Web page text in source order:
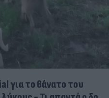
για το θάνατο του